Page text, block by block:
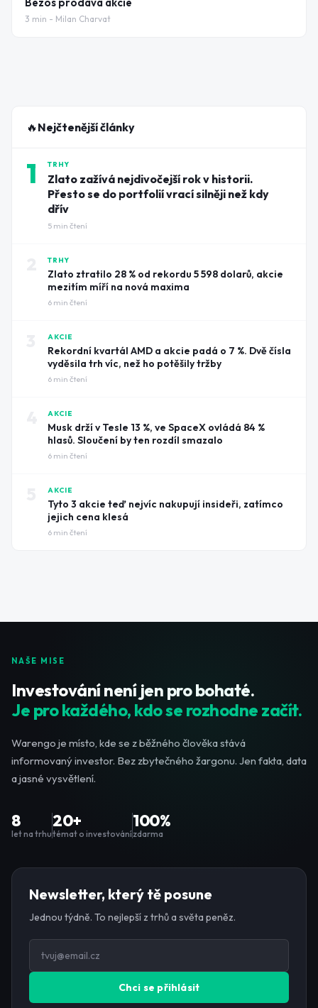
3 min - Milan Charvat
🔥 Nejčtenější články
1 TRHY
Zlato zažívá nejdivočejší rok v historii.
Přesto se do portfolií vrací silněji než kdy
dřív
5 min čtení
TRHY
Zlato ztratilo 28 % od rekordu 5 598 dolarů, akcie
mezitím míří na nová maxima
6 min čtení
AKCIE
Rekordní kvartál AMD a akcie padá o 7 %. Dvě čísla
vyděsila trh víc, než ho potěšily tržby
6 min čtení
AKCIE
Musk drží v Tesle 13 %, ve SpaceX ovládá 84 %
hlasů. Sloučení by ten rozdíl smazalo
6 min čtení
AKCIE
Tyto 3 akcie teď nejvíc nakupují insideři, zatímco
jejich cena klesá
6 min čtení
NAŠE MISE
Investování není jen pro bohaté.
Je pro každého, kdo se rozhodne začít.
Warengo je místo, kde se z běžného člověka stává
informovaný investor. Bez zbytečného žargonu. Jen fakta, data
a jasné vysvětlení.
8
let na trhu
20+
témat o investování
100%
zdarma
Newsletter, který tě posune
Jednou týdně. To nejlepší z trhů a světa peněz.
Chci se přihlásit